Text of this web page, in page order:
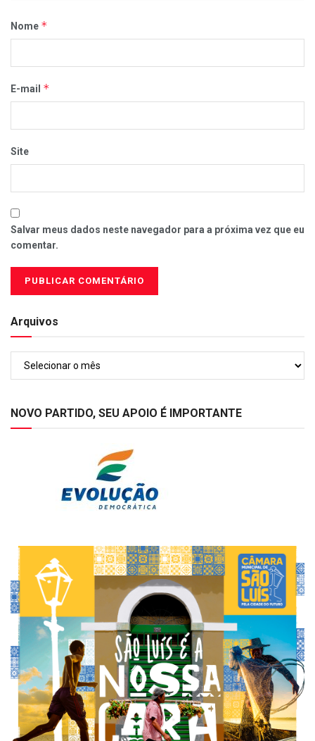
Nome *
E-mail *
Site
Salvar meus dados neste navegador para a próxima vez que eu
comentar.
Arquivos
NOVO PARTIDO, SEU APOIO É IMPORTANTE